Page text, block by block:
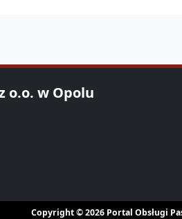
o.o. w Opolu
Copyright © 2026 Portal Obsługi